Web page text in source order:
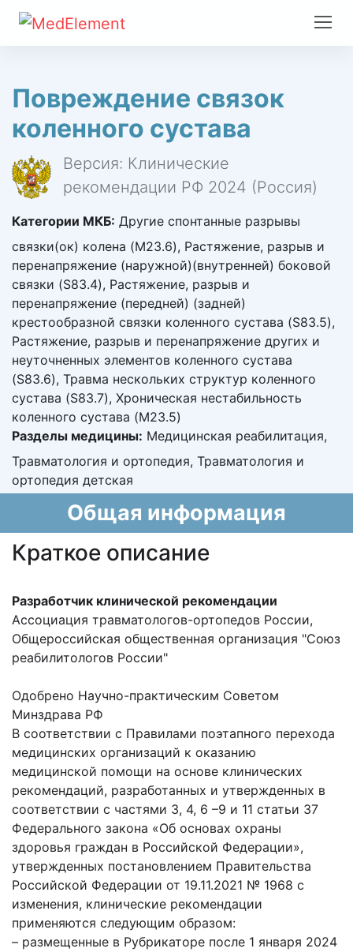
Повреждение связок
коленного сустава
Версия: Клинические
рекомендации РФ 2024 (Россия)
Категории МКБ: Другие спонтанные разрывы
связки(ок) колена (M23.6), Растяжение, разрыв и
перенапряжение (наружной)(внутренней) боковой
связки (S83.4), Растяжение, разрыв и
перенапряжение (передней) (задней)
крестообразной связки коленного сустава (S83.5),
Растяжение, разрыв и перенапряжение других и
неуточненных элементов коленного сустава
(S83.6), Травма нескольких структур коленного
сустава (S83.7), Хроническая нестабильность
коленного сустава (M23.5)
Разделы медицины: Медицинская реабилитация,
Травматология и ортопедия, Травматология и
ортопедия детская
Общая информация
Краткое описание
Разработчик клинической рекомендации
Ассоциация травматологов-ортопедов России,
Общероссийская общественная организация "Союз
реабилитологов России"
Одобрено Научно-практическим Советом
Минздрава РФ
В соответствии с Правилами поэтапного перехода
медицинских организаций к оказанию
медицинской помощи на основе клинических
рекомендаций, разработанных и утвержденных в
соответствии с частями 3, 4, 6 –9 и 11 статьи 37
Федерального закона «Об основах охраны
здоровья граждан в Российской Федерации»,
утвержденных постановлением Правительства
Российской Федерации от 19.11.2021 № 1968 с
изменения, клинические рекомендации
применяются следующим образом:
– размещенные в Рубрикаторе после 1 января 2024